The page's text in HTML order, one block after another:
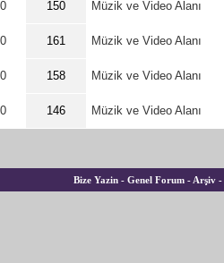
0 150 Müzik ve Video Alanı
0 161 Müzik ve Video Alanı
0 158 Müzik ve Video Alanı
0 146 Müzik ve Video Alanı
Bize Yazin- Genel Forum- Arşiv-